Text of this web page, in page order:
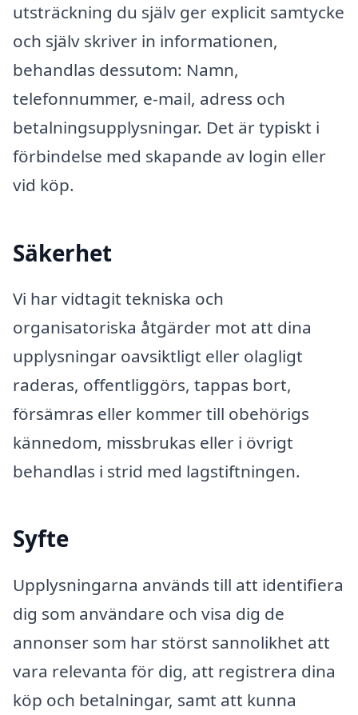
utsträckning du själv ger explicit samtycke
och själv skriver in informationen,
behandlas dessutom: Namn,
telefonnummer, e-mail, adress och
betalningsupplysningar. Det är typiskt i
förbindelse med skapande av login eller
vid köp.
Säkerhet
Vi har vidtagit tekniska och
organisatoriska åtgärder mot att dina
upplysningar oavsiktligt eller olagligt
raderas, offentliggörs, tappas bort,
försämras eller kommer till obehörigs
kännedom, missbrukas eller i övrigt
behandlas i strid med lagstiftningen.
Syfte
Upplysningarna används till att identifiera
dig som användare och visa dig de
annonser som har störst sannolikhet att
vara relevanta för dig, att registrera dina
köp och betalningar, samt att kunna